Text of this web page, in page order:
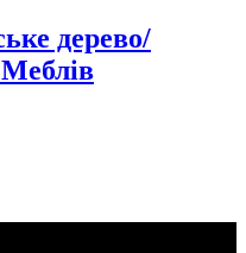
дерево/